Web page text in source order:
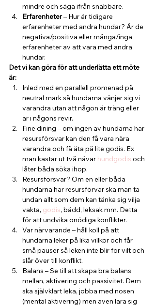
mindre och säga ifrån snabbare.
Erfarenheter – Hur är tidigare
erfarenheter med andra hundar? Är de
negativa/positiva eller många/inga
erfarenheter av att vara med andra
hundar.
Det vi kan göra för att underlätta ett möte
är:
Inled med en parallell promenad på
neutral mark så hundarna vänjer sig vi
varandra utan att någon är träng eller
är i någons revir.
Fine dining – om ingen av hundarna har
resursförsvar kan den få vara nära
varandra och få äta på lite godis. Ex
man kastar ut två nävar hundgodis och
låter båda söka ihop.
Resursförsvar? Om en eller båda
hundarna har resursförvar ska man ta
undan allt som dem kan tänka sig vilja
vakta, godis, bädd, leksak mm. Detta
för att undvika onödiga konflikter.
Var närvarande – håll koll på att
hundarna leker på lika villkor och får
små pauser så leken inte blir för vilt och
slår över till konflikt.
Balans – Se till att skapa bra balans
mellan, aktivering och passivitet. Dem
ska självklart leka, jobba med nosen
(mental aktivering) men även lära sig